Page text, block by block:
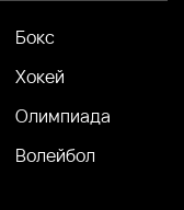
Бокс
Хокей
Олимпиада
Волейбол